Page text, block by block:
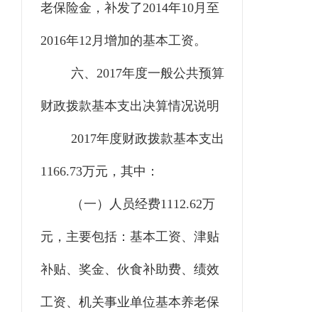
老保险金，补发了2014年10月至
2016年12月增加的基本工资。
六、 2017年度一般公共预算
财政拨款基本支出决算情况说明
2017年度财政拨款基本支出
1166.73万元，其中：
（一）人员经费1112.62万
元，主要包括：基本工资、津贴
补贴、奖金、伙食补助费、绩效
工资、机关事业单位基本养老保